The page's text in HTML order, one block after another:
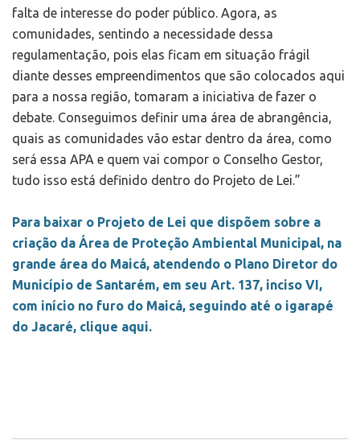
falta de interesse do poder público. Agora, as
comunidades, sentindo a necessidade dessa
regulamentação, pois elas ficam em situação frágil
diante desses empreendimentos que são colocados aqui
para a nossa região, tomaram a iniciativa de fazer o
debate. Conseguimos definir uma área de abrangência,
quais as comunidades vão estar dentro da área, como
será essa APA e quem vai compor o Conselho Gestor,
tudo isso está definido dentro do Projeto de Lei.”
Para baixar o Projeto de Lei que dispõem sobre a
criação da Área de Proteção Ambiental Municipal, na
grande área do Maicá, atendendo o Plano Diretor do
Município de Santarém, em seu Art. 137, inciso VI,
com início no furo do Maicá, seguindo até o igarapé
do Jacaré, clique aqui.